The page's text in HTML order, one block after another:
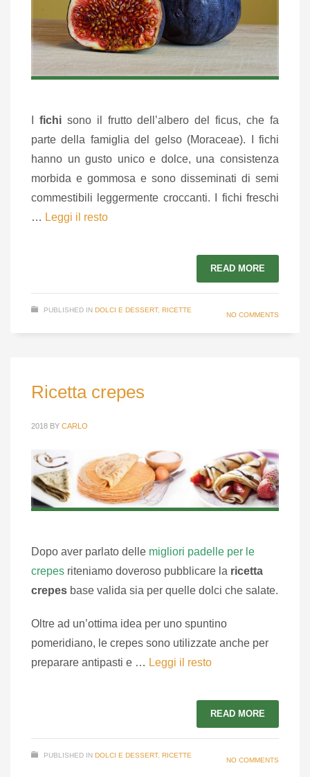
fichisono il frutto dell’albero del ficus, che fa
parte della famiglia del gelso (Moraceae). I fichi
hanno un gusto unico e dolce, una consistenza
morbida e gommosa e sono disseminati di semi
commestibili leggermente croccanti. I fichi freschi
… Leggi il resto
READ MORE
PUBLISHED IN DOLCI E DESSERT, RICETTE
NO COMMENTS
Ricetta crepes
2018 BY CARLO
Dopo aver parlato delle migliori padelle per le
crepes riteniamo doveroso pubblicare la ricetta
crepes base valida sia per quelle dolci che salate.
Oltre ad un’ottima idea per uno spuntino
pomeridiano, le crepes sono utilizzate anche per
preparare antipasti e … Leggi il resto
READ MORE
PUBLISHED IN DOLCI E DESSERT, RICETTE
NO COMMENTS